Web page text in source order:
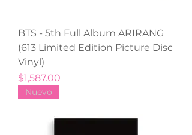
BTS - 5th Full Album ARIRANG
(613 Limited Edition Picture Disc
Vinyl)
Precio
$1,587.00
Nuevo